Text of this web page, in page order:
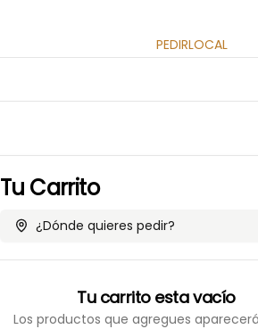
PEDIRLOCAL
Tu Carrito
¿Dónde quieres pedir?
Tu carrito esta vacío
Los productos que agregues